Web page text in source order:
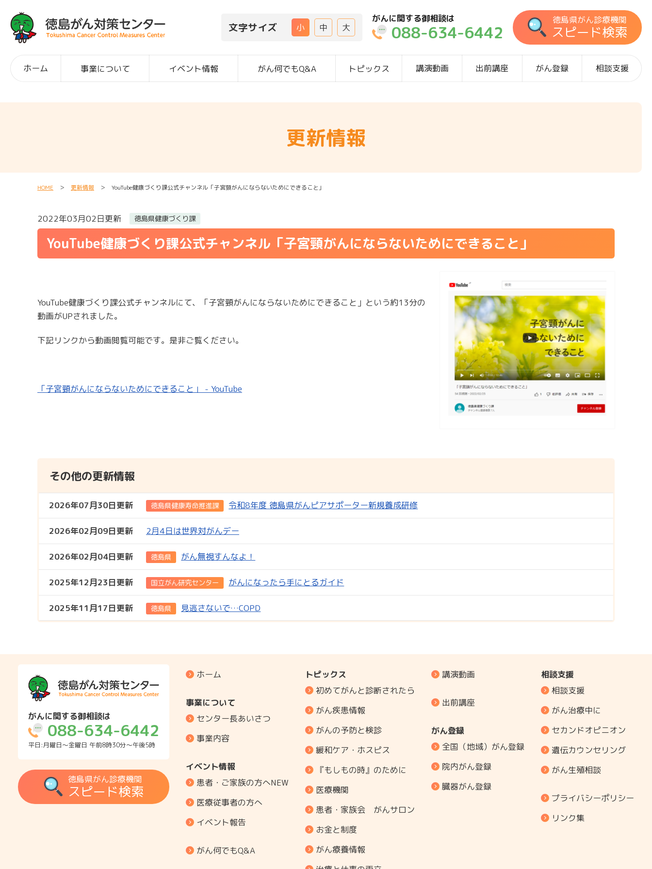
文字サイズ 小 中 大
がんに関する御相談は
088-634-6442
徳島県がん診療機関
スピード検索
ホーム 事業について イベント情報 がん何でもQ&A トピックス 講演動画 出前講座 がん登録 相談支援
更新情報
HOME ＞ 更新情報 ＞ YouTube健康づくり課公式チャンネル「子宮頸がんにならないためにできること」
2022年03月02日更新 徳島県健康づくり課
YouTube健康づくり課公式チャンネル「子宮頸がんにならないためにできること」
YouTube健康づくり課公式チャンネルにて、「子宮頸がんにならないためにできること」という約13分の
動画がUPされました。
下記リンクから動画閲覧可能です。是非ご覧ください。
「子宮頸がんにならないためにできること」 - YouTube
その他の更新情報
2026年07月30日更新 徳島県健康寿命推進課 令和8年度 徳島県がんピアサポーター新規養成研修
2026年02月09日更新 2月4日は世界対がんデー
2026年02月04日更新 徳島県 がん無視すんなよ！
2025年12月23日更新 国立がん研究センター がんになったら手にとるガイド
2025年11月17日更新 徳島県 見逃さないで…COPD
がんに関する御相談は
088-634-6442
平日:月曜日～金曜日 午前8時30分～午後5時
徳島県がん診療機関
スピード検索
ホーム
事業について
センター長あいさつ
事業内容
イベント情報
患者・ご家族の方へNEW
医療従事者の方へ
イベント報告
がん何でもQ&A
トピックス
初めてがんと診断されたら
がん疾患情報
がんの予防と検診
緩和ケア・ホスピス
『もしもの時』のために
医療機関
患者・家族会 がんサロン
お金と制度
がん療養情報
講演動画
出前講座
がん登録
全国（地域）がん登録
院内がん登録
臓器がん登録
相談支援
相談支援
がん治療中に
セカンドオピニオン
遺伝カウンセリング
がん生殖相談
プライバシーポリシー
リンク集